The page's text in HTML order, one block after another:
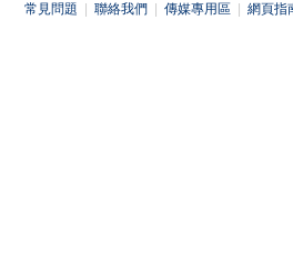
常見問題 聯絡我們 傳媒專用區 網頁指